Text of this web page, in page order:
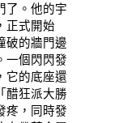
了。他的宇
正式開始
破的牆門邊
一個閃閃發
它的底座還
醋狂派大勝
疼，同時發